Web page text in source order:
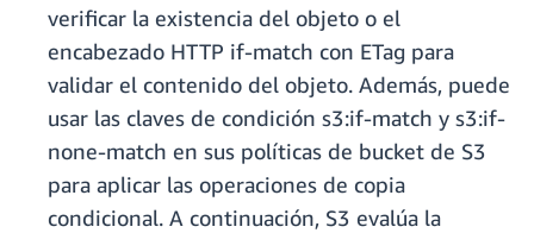
verificar la existencia del objeto o el
encabezado HTTP if-match con ETag para
validar el contenido del objeto. Además, puede
usar las claves de condición s3:if-match y s3:if-
none-match en sus políticas de bucket de S3
para aplicar las operaciones de copia
condicional. A continuación, S3 evalúa la